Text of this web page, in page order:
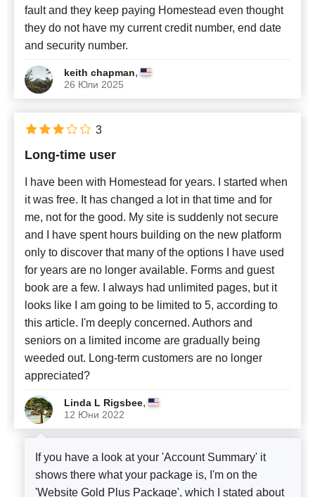
fault and they keep paying Homestead even thought
they do not have my current credit number, end date
and security number.
keith chapman,
26 Юли 2025
Long-time user
I have been with Homestead for years. I started when
it was free. It has changed a lot in that time and for
me, not for the good. My site is suddenly not secure
and I have spent hours building on the new platform
only to discover that many of the options I have used
for years are no longer available. Forms and guest
book are a few. I always had unlimited pages, but it
looks like I am going to be limited to 5, according to
this article. I'm deeply concerned. Authors and
seniors on a limited income are gradually being
weeded out. Long-term customers are no longer
appreciated?
Linda L Rigsbee,
12 Юни 2022
3
If you have a look at your 'Account Summary' it
shows there what your package is, I'm on the
'Website Gold Plus Package', which I stated about